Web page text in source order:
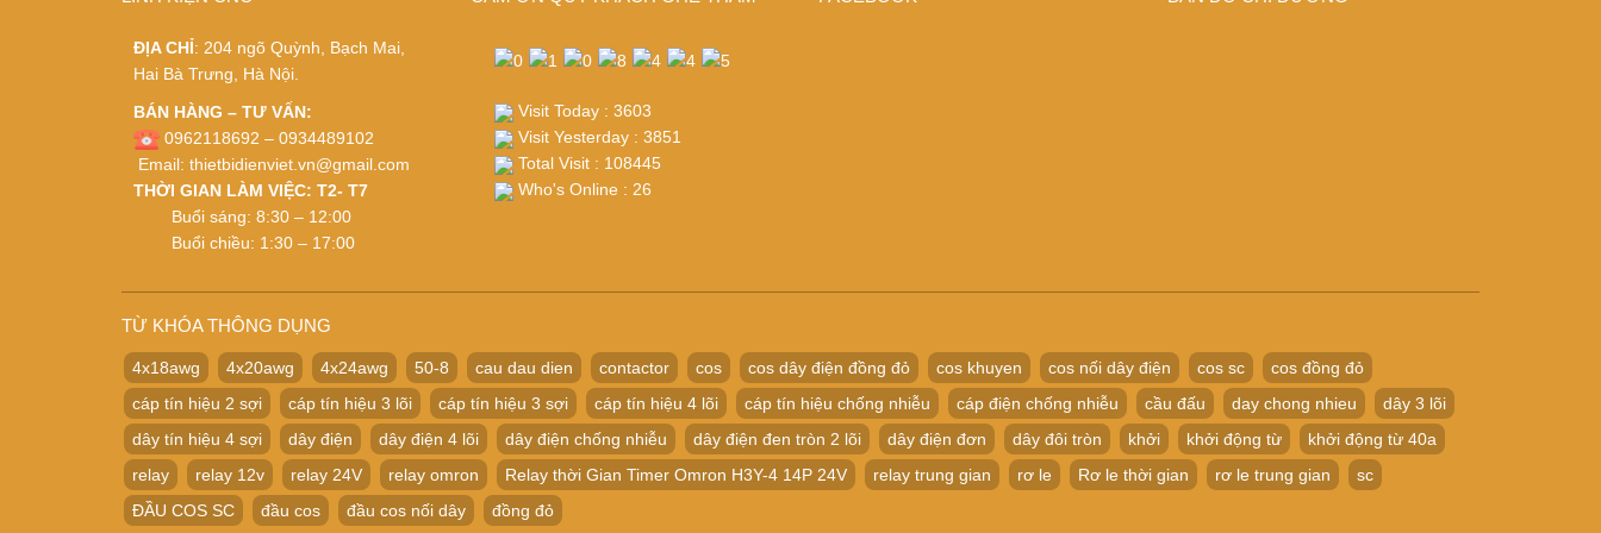
ĐỊA CHỈ: 204 ngõ Quỳnh, Bạch Mai,
Hai Bà Trưng, Hà Nội.
BÁN HÀNG – TƯ VẤN:
0962118692 – 0934489102
Email: thietbidienviet.vn@gmail.com
THỜI GIAN LÀM VIỆC: T2- T7
Buổi sáng: 8:30 – 12:00
Buổi chiều: 1:30 – 17:00
Visit Today : 3603
Visit Yesterday : 3851
Total Visit : 108445
Who's Online : 26
TỪ KHÓA THÔNG DỤNG
4x18awg 4x20awg 4x24awg 50-8 cau dau dien contactor cos cos dây điện đồng đỏ cos khuyen cos nối dây điện cos sc
cos đồng đỏ
cáp tín hiệu 2 sợi
cáp tín hiệu 3 lõi cáp tín hiệu 3 sợi cáp tín hiệu 4 lõi cáp tín hiệu chống nhiễu cáp điện chống nhiễu cầu đấu day chong nhieu
dây 3 lõi
dây tín hiệu 4 sợi
dây điện dây điện 4 lõi dây điện chống nhiễu dây điện đen tròn 2 lõi dây điện đơn dây đôi tròn khởi khởi động từ
khởi động từ 40a
relay
relay 12v relay 24V relay omron Relay thời Gian Timer Omron H3Y-4 14P 24V relay trung gian rơ le Rơ le thời gian rơ le trung gian
sc
ĐẦU COS SC
đầu cos đầu cos nối dây đồng đỏ